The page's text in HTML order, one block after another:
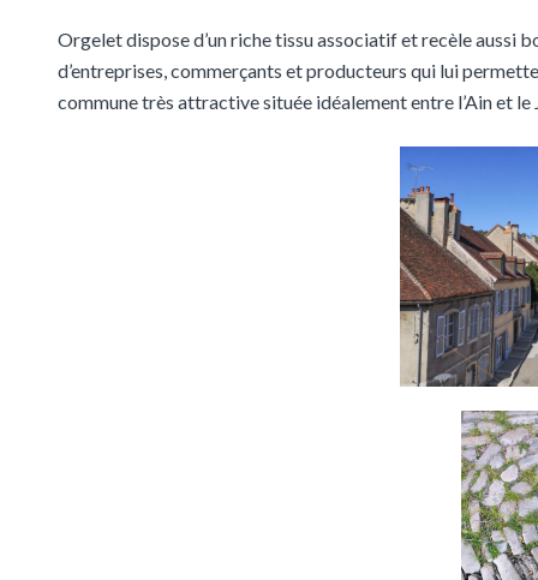
Orgelet dispose d’un riche tissu associatif et recèle aussi
d’entreprises, commerçants et producteurs qui lui
commune très attractive située idéalement entre l’Ain et le